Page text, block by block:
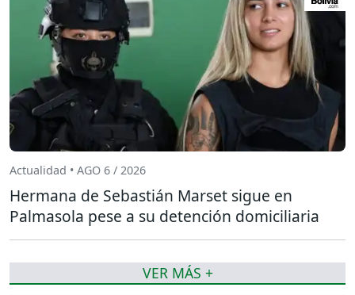
Actualidad • AGO 6 / 2026
Hermana de Sebastián Marset sigue en
Palmasola pese a su detención domiciliaria
VER MÁS +